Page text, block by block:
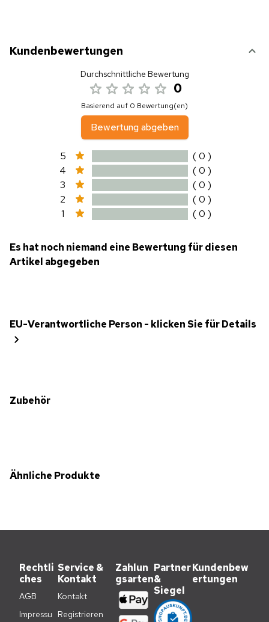
Kundenbewertungen
Durchschnittliche Bewertung
0
Basierend auf 0 Bewertung(en)
Bewertung abgeben
5
( 0 )
4
( 0 )
3
( 0 )
2
( 0 )
1
( 0 )
Es hat noch niemand eine Bewertung für diesen
Artikel abgegeben
EU-Verantwortliche Person - klicken Sie für Details
Zubehör
Ähnliche Produkte
Rechtli
ches
AGB
Impressu
Service &
Kontakt
Kontakt
Registrieren
Zahlun
gsarten
Partner
&
Siegel
Kundenbew
ertungen